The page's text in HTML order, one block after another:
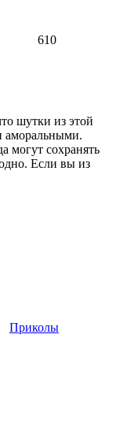
610
шутки из этой
аморальными.
могут сохранять
Если вы из
Приколы